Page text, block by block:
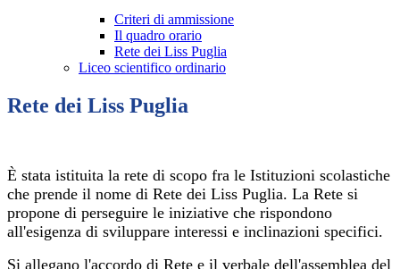
Criteri di ammissione
Il quadro orario
Rete dei Liss Puglia
Liceo scientifico ordinario
Rete dei Liss Puglia
È stata istituita la rete di scopo fra le Istituzioni scolastiche
che prende il nome di Rete dei Liss Puglia. La Rete si
propone di perseguire le iniziative che rispondono
all'esigenza di sviluppare interessi e inclinazioni specifici.
Si allegano l'accordo di Rete e il verbale dell'assemblea del